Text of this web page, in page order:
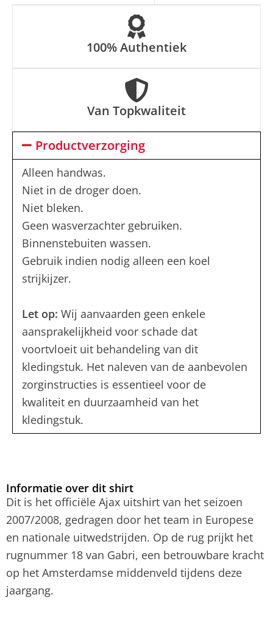
100% Authentiek
Van Topkwaliteit
Productverzorging
Alleen handwas.
Niet in de droger doen.
Niet bleken.
Geen wasverzachter gebruiken.
Binnenstebuiten wassen.
Gebruik indien nodig alleen een koel
strijkijzer.
Let op: Wij aanvaarden geen enkele
aansprakelijkheid voor schade dat
voortvloeit uit behandeling van dit
kledingstuk. Het naleven van de aanbevolen
zorginstructies is essentieel voor de
kwaliteit en duurzaamheid van het
kledingstuk.
Informatie over dit shirt
Dit is het officiële Ajax uitshirt van het seizoen
2007/2008, gedragen door het team in Europese
en nationale uitwedstrijden. Op de rug prijkt het
rugnummer 18 van Gabri, een betrouwbare kracht
op het Amsterdamse middenveld tijdens deze
jaargang.